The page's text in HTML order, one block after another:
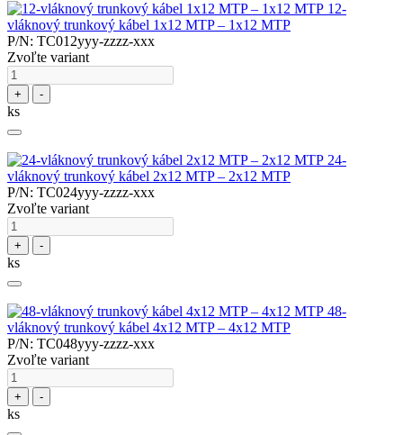
12-
vláknový trunkový kábel 1x12 MTP – 1x12 MTP
P/N: TC012yyy-zzzz-xxx
Zvoľte variant
+ -
ks
24-
vláknový trunkový kábel 2x12 MTP – 2x12 MTP
P/N: TC024yyy-zzzz-xxx
Zvoľte variant
+ -
ks
48-
vláknový trunkový kábel 4x12 MTP – 4x12 MTP
P/N: TC048yyy-zzzz-xxx
Zvoľte variant
+ -
ks